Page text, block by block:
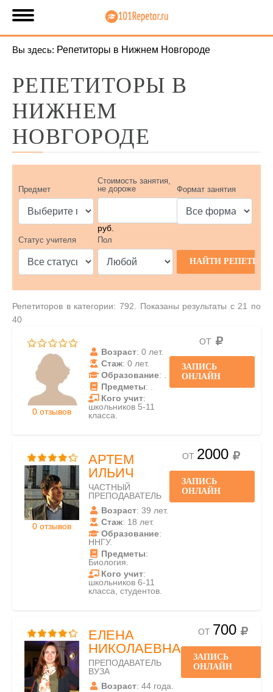
Вы здесь: Репетиторы в Нижнем Новгороде
РЕПЕТИТОРЫ В
НИЖНЕМ
НОВГОРОДЕ
Предмет
Стоимость занятия,
не дороже
руб.
Формат занятия
Статус учителя Пол
Репетиторов в категории: 792. Показаны результаты с 21 по
40
0 отзывов
Возраст: 0 лет.
Стаж: 0 лет.
Образование: .
Предметы: .
Кого учит:
школьников 5-11
класса.
ОТ
ЗАПИСЬ
ОНЛАЙН
0 отзывов
АРТЕМ
ИЛЬИЧ
ЧАСТНЫЙ
ПРЕПОДАВАТЕЛЬ
Возраст: 39 лет.
Стаж: 18 лет.
Образование:
ННГУ.
Предметы:
Биология.
Кого учит:
школьников 6-11
класса, студентов.
ОТ 2000
ЗАПИСЬ
ОНЛАЙН
ЕЛЕНА
НИКОЛАЕВНА
ПРЕПОДАВАТЕЛЬ
ВУЗА
Возраст: 44 года.
ОТ 700
ЗАПИСЬ
ОНЛАЙН